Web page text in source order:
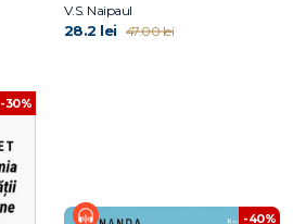
V.S. Naipaul
28.2 lei 47.00 lei
-30%
-40%